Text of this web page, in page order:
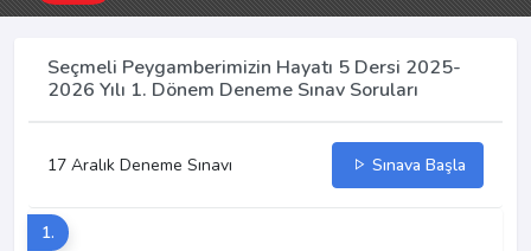
Seçmeli Peygamberimizin Hayatı 5 Dersi 2025-
2026 Yılı 1. Dönem Deneme Sınav Soruları
17 Aralık Deneme Sınavı Sınava Başla
1.